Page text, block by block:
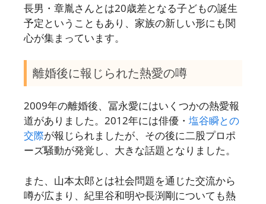
長男・章胤さんとは20歳差となる子どもの誕生
予定ということもあり、家族の新しい形にも関
心が集まっています。
離婚後に報じられた熱愛の噂
2009年の離婚後、冨永愛にはいくつかの熱愛報
道がありました。2012年には俳優・ 塩谷瞬との
交際が報じられましたが、その後に二股プロポ
ーズ騒動が発覚し、大きな話題となりました。
また、山本太郎とは社会問題を通じた交流から
噂が広まり、紀里谷和明や長渕剛についても熱